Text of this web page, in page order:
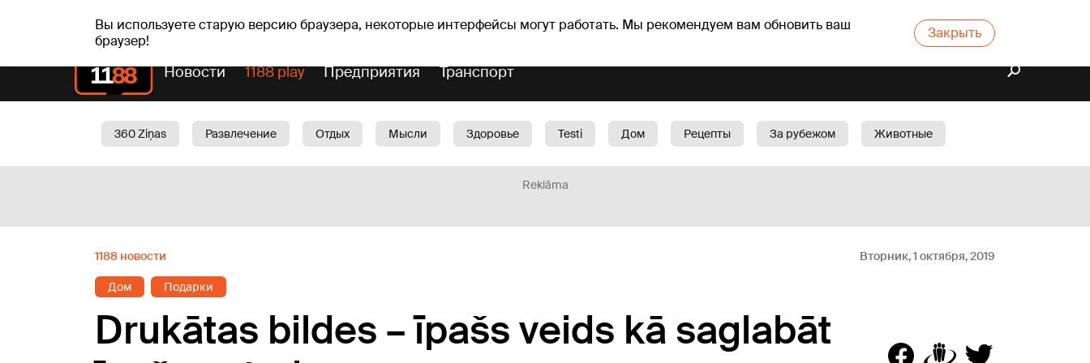
Вы используете старую версию браузера, некоторые интерфейсы могут работать. Мы рекомендуем вам обновить ваш
браузер!
Закрыть
пт, 07.08.2026. +21°C Alfrēds, Fredis, Madars Прогноз погоды Гороскопы
Новости 1188 play Предприятия Транспорт
360 Ziņas Развлечение Отдых Мысли Здоровье Testi Дом Рецепты За рубежом
Животные
Reklāma
1188 новости Вторник, 1 октября, 2019
Дом Подарки
Drukātas bildes – īpašs veids kā saglabāt